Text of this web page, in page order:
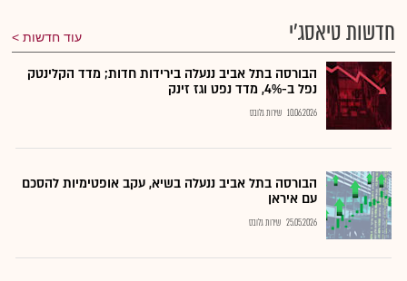
חדשות טיאסג'י עוד חדשות
הבורסה בתל אביב ננעלה בירידות חדות; מדד הקלינטק
נפל ב-4%, מדד נפט וגז זינק
10.06.2026 שירות גלובס
הבורסה בתל אביב ננעלה בשיא, עקב אופטימיות להסכם
עם איראן
25.05.2026 שירות גלובס